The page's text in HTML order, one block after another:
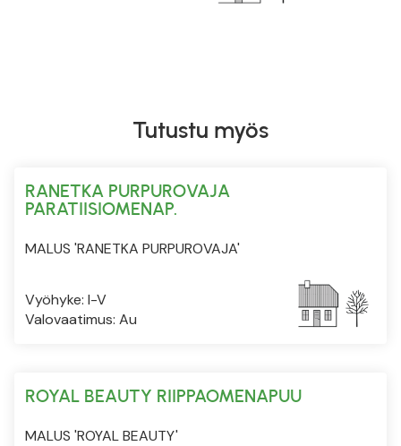
Tutustu myös
RANETKA PURPUROVAJA
PARATIISIOMENAP.
MALUS 'RANETKA PURPUROVAJA'
Vyöhyke: I-V
Valovaatimus: Au
ROYAL BEAUTY RIIPPAOMENAPUU
MALUS 'ROYAL BEAUTY'